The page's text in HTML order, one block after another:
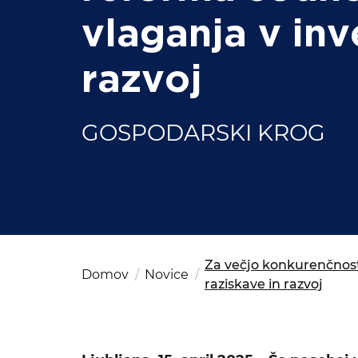
OSAC Ljubljana
Believe in Slovenia
A Business Solutions
vlaganja v
razvoj
GOSPODARSKI KROG
Domov Novice
Za večjo
raziskave in razvoj